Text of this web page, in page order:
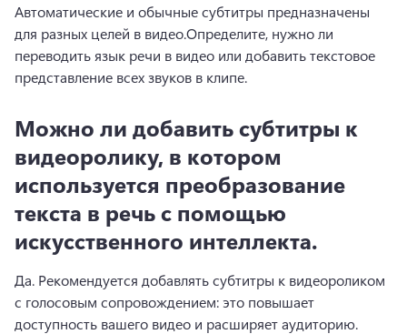
Автоматические и обычные субтитры предназначены
для разных целей в видео.Определите, нужно ли
переводить язык речи в видео или добавить текстовое
представление всех звуков в клипе.
Можно ли добавить субтитры к
видеоролику, в котором
используется преобразование
текста в речь с помощью
искусственного интеллекта.
Да. Рекомендуется добавлять субтитры к видеороликом
с голосовым сопровождением: это повышает
доступность вашего видео и расширяет аудиторию.